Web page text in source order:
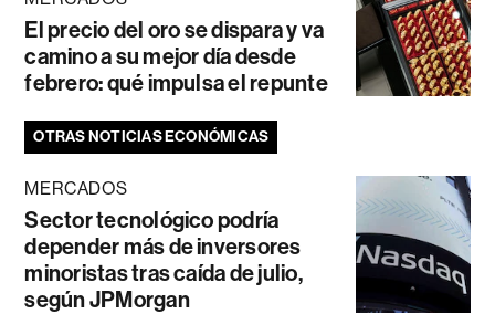
El precio del oro se dispara y va
camino a su mejor día desde
febrero: qué impulsa el repunte
OTRAS NOTICIAS ECONÓMICAS
MERCADOS
Sector tecnológico podría
depender más de inversores
minoristas tras caída de julio,
según JPMorgan